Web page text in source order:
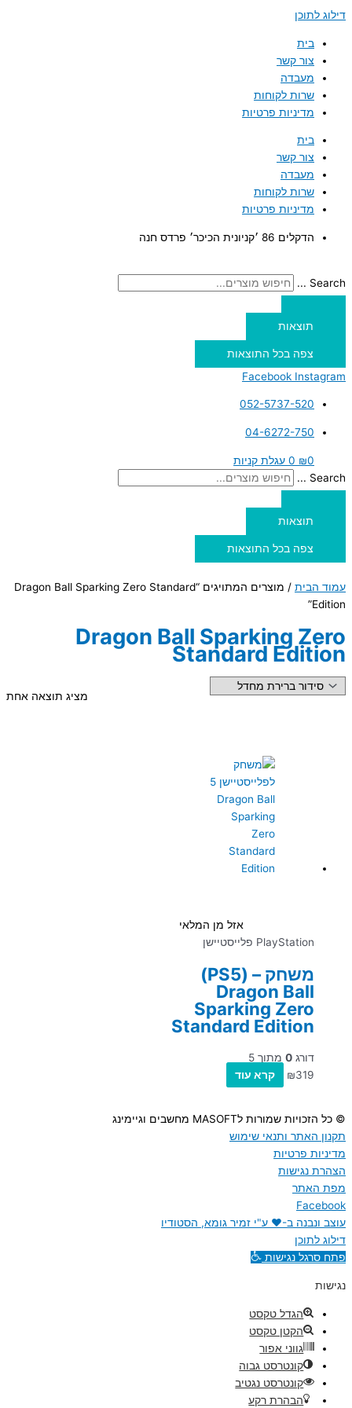
דילוג לתוכן
בית
צור קשר
מעבדה
שרות לקוחות
מדיניות פרטיות
בית
צור קשר
מעבדה
שרות לקוחות
מדיניות פרטיות
הדקלים 86 ׳קניונית הכיכר׳ פרדס חנה
Search ...
תוצאות
צפה בכל התוצאות
Facebook Instagram
052-5737-520
04-6272-750
₪0
0 עגלת קניות
Search ...
תוצאות
צפה בכל התוצאות
עמוד הבית
/ מוצרים המתויגים “Dragon Ball Sparking Zero Standard
Edition”
Dragon Ball Sparking Zero
Standard Edition
מציג תוצאה אחת
אזל מן המלאי
PlayStation פלייסטיישן
משחק – (PS5)
Dragon Ball
Sparking Zero
Standard Edition
דורג 0 מתוך 5
₪319 קרא עוד
© כל הזכויות שמורות לMASOFT מחשבים וגיימינג
תקנון האתר ותנאי שימוש
מדיניות פרטיות
הצהרת נגישות
מפת האתר
Facebook
עוצב ונבנה ב-♥︎ ע"י זמיר גומא, הסטודיו
דילוג לתוכן
פתח סרגל נגישות
נגישות
הגדל טקסט
הקטן טקסט
גווני אפור
קונטרסט גבוה
קונטרסט נגטיב
הבהרת רקע